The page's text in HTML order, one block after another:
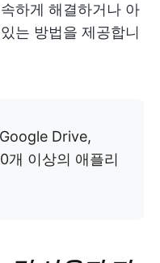
하게 해결하거나 아
는 방법을 제공합니
Google Drive,
이상의 애플리